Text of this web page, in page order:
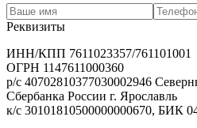
Реквизиты
ИНН/КПП 7611023357/761101001
ОГРН 1147611000360
р/с 40702810377030002946
Сбербанка России г. Ярославль
к/с 30101810500000000670, БИК